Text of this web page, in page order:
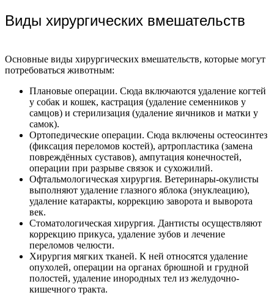
Виды хирургических вмешательств
Основные виды хирургических вмешательств, которые могут
потребоваться животным:
Плановые операции. Сюда включаются удаление когтей
у собак и кошек, кастрация (удаление семенников у
самцов) и стерилизация (удаление яичников и матки у
самок).
Ортопедические операции. Сюда включены остеосинтез
(фиксация переломов костей), артропластика (замена
повреждённых суставов), ампутация конечностей,
операции при разрыве связок и сухожилий.
Офтальмологическая хирургия. Ветеринары-окулисты
выполняют удаление глазного яблока (энуклеацию),
удаление катаракты, коррекцию заворота и выворота
век.
Стоматологическая хирургия. Дантисты осуществляют
коррекцию прикуса, удаление зубов и лечение
переломов челюсти.
Хирургия мягких тканей. К ней относятся удаление
опухолей, операции на органах брюшной и грудной
полостей, удаление инородных тел из желудочно-
кишечного тракта.